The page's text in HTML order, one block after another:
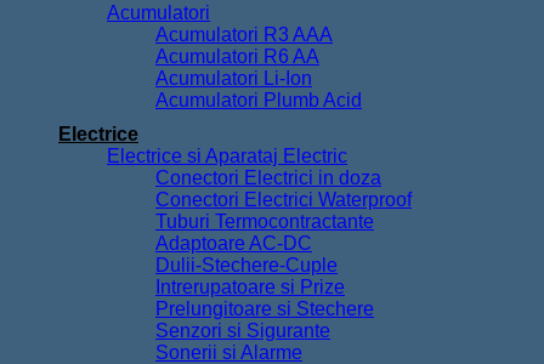
Acumulatori
Acumulatori R3 AAA
Acumulatori R6 AA
Acumulatori Li-Ion
Acumulatori Plumb Acid
Electrice
Electrice si Aparataj Electric
Conectori Electrici in doza
Conectori Electrici Waterproof
Tuburi Termocontractante
Adaptoare AC-DC
Dulii-Stechere-Cuple
Intrerupatoare si Prize
Prelungitoare si Stechere
Senzori si Sigurante
Sonerii si Alarme